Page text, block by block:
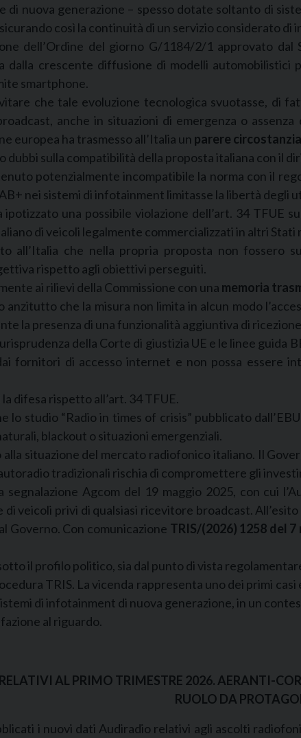
di nuova generazione – spesso dotate soltanto di
così la continuità di un servizio considerato di
dell’Ordine del giorno G/1184/2/1 approvato
dalla crescente diffusione di modelli
smartphone.
che tale evoluzione tecnologica svuotasse, di
anche in situazioni di emergenza o
europea ha trasmesso all’Italia un parere
dubbi sulla compatibilità della proposta italiana con il
potenzialmente incompatibile la norma con il
nei sistemi di infotainment limitasse la libertà
ipotizzato una possibile violazione dell’art. 34
di veicoli legalmente commercializzati in altri
all’Italia che nella propria proposta non fossero
rispetto agli obiettivi perseguiti.
ai rilievi della Commissione con una memoria
anzitutto che la misura non limita in alcun modo
la presenza di una funzionalità aggiuntiva di
della Corte di giustizia UE e le linee guida
fornitori di accesso internet e non possa essere
difesa rispetto all’art. 34 TFUE.
lo studio “Radio in times of crisis” pubblicato
blackout o situazioni emergenziali.
situazione del mercato radiofonico italiano. Il
tradizionali rischia di compromettere gli
segnalazione Agcom del 19 maggio 2025, con cui
veicoli privi di qualsiasi ricevitore broadcast.
Governo. Con comunicazione TRIS/(2026) 1258 del 7
il profilo politico, sia dal punto di vista
TRIS. La vicenda rappresenta uno dei primi
di infotainment di nuova generazione, in un
al riguardo.
AL PRIMO TRIMESTRE 2026. AERANTI-
RUOLO DA
i nuovi dati Audiradio relativi agli ascolti